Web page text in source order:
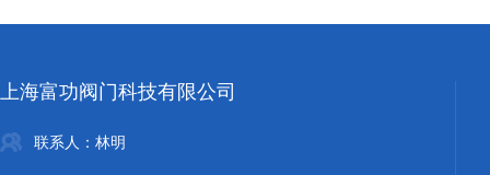
上海富功阀门科技有限公司
联系人：林明